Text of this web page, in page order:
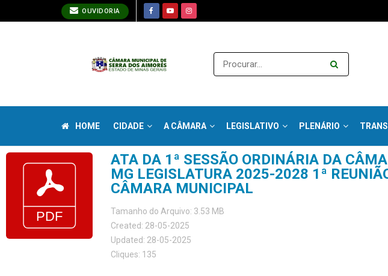
OUVIDORIA
HOME CIDADE A CÂMARA LEGISLATIVO PLENÁRIO
ATA DA 1ª SESSÃO ORDINÁRIA DA
MG LEGISLATURA 2025-2028 1ª
CÂMARA MUNICIPAL
Tamanho do Arquivo: 3.53 MB
Created: 28-05-2025
Updated: 28-05-2025
Cliques: 135